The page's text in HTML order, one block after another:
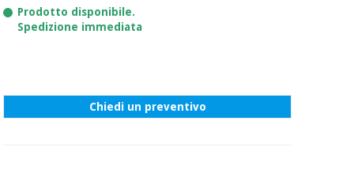
Prodotto disponibile.
Spedizione immediata
Chiedi un preventivo